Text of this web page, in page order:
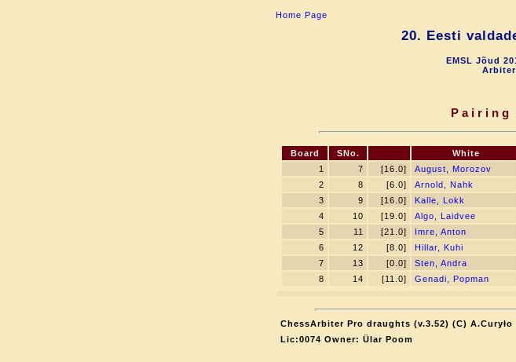
Home Page
20. Eesti
EMSL Jõud
Pairing
Board SNo. White
1
7 [16.0] August, Morozov
2
8 [6.0] Arnold, Nahk
3
9 [16.0] Kalle, Lokk
4
10 [19.0] Algo, Laidvee
5
11 [21.0] Imre, Anton
6
12 [8.0] Hillar, Kuhi
7
13 [0.0] Sten, Andra
8
14 [11.0] Genadi, Popman
ChessArbiter Pro draughts (v.3.52) (C) A.Curyło
Lic:0074 Owner: Ülar Poom